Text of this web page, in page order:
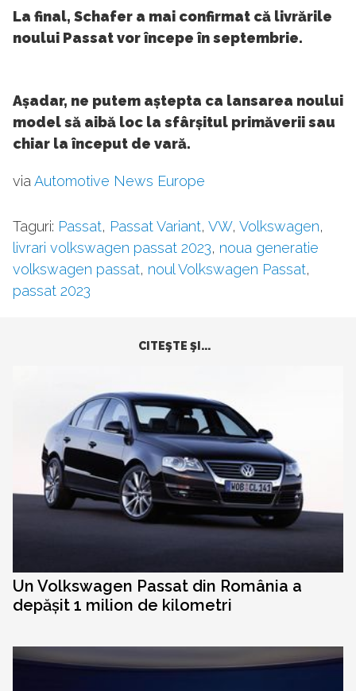
La final, Schafer a mai confirmat că livrările
noului Passat vor începe în septembrie.
Așadar, ne putem aștepta ca lansarea noului
model să aibă loc la sfârșitul primăverii sau
chiar la început de vară.
viaAutomotive News Europe
Taguri: Passat, Passat Variant, VW, Volkswagen,
livrari volkswagen passat 2023, noua generatie
volkswagen passat, noul Volkswagen Passat,
passat 2023
CITEŞTE ŞI...
Un Volkswagen Passat din România a
depășit 1 milion de kilometri